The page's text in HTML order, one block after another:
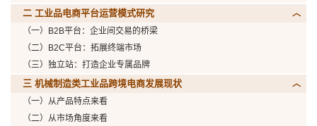
二 工业品电商平台运营模式研究
（一）B2B平台：企业间交易的桥梁
（二）B2C平台：拓展终端市场
（三）独立站：打造企业专属品牌
三 机械制造类工业品跨境电商发展现状
（一）从产品特点来看
（二）从市场角度来看